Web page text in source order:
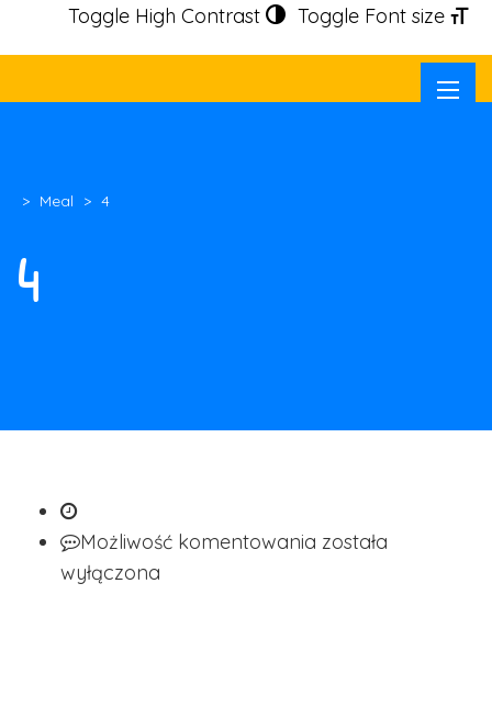
Toggle High Contrast Toggle Font size
> Meal > 4
4
Możliwość komentowania została
wyłączona